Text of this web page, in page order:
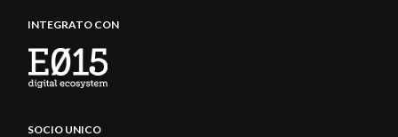
INTEGRATO CON
SOCIO UNICO